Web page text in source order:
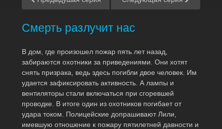
Смерть разлучит нас
В дом, где произошел пожар пять лет назад,
забираются охотники за приведениями. Они хотят
снять призрака, ведь здесь погибли двое человек. Им
удается зафиксировать активность. А лампы и
вентиляторы стали включаться при сгоревшей
проводке. В итоге один из охотников погибает от
удара током. Полицейские допрашивают Лили,
имевшую отношение к пожару пятилетней давности и